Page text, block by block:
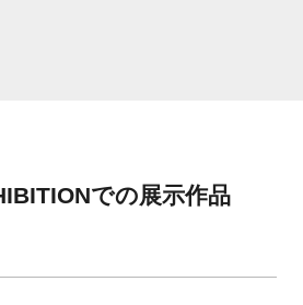
での展示作品